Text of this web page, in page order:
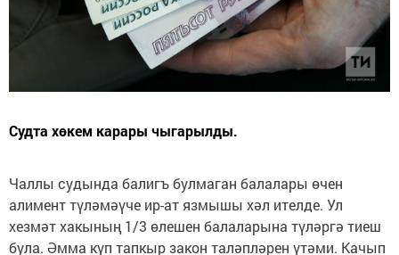
Судта хөкем карары чыгарылды.
Чаллы судында балигъ булмаган балалары өчен
алимент түләмәүче ир-ат язмышы хәл ителде. Ул
хезмәт хакының 1/3 өлешен балаларына түләргә тиеш
була. Әмма күп тапкыр закон таләпләрен үтәми. Качып